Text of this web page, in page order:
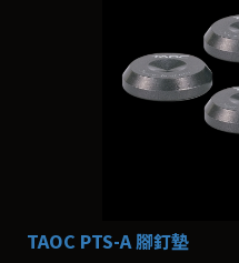
TAOC PTS-A 腳釘墊